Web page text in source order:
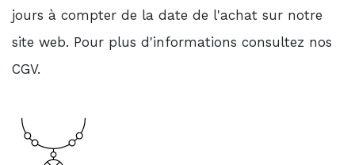
jours à compter de la date de l'achat sur notre
site web. Pour plus d'informations consultez nos
CGV.